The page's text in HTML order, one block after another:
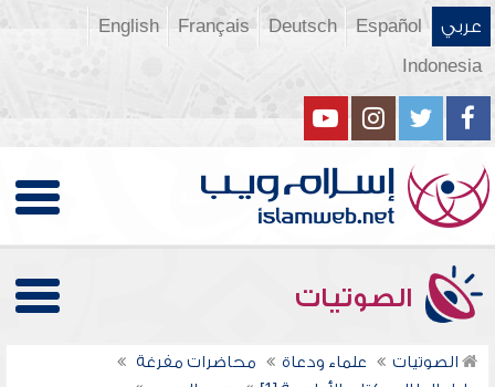
عربي Español
Deutsch
Français
English
Indonesia
الصوتيات
الصوتيات علماء ودعاة
محاضرات مفرغة